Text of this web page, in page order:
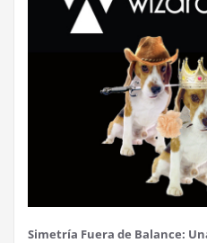
Simetría Fuera de Balance: